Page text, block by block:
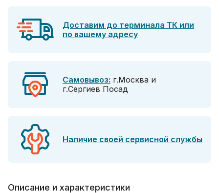
Доставим до терминала ТК или
по вашему адресу
Самовывоз: г.Москва и
г.Сергиев Посад
Наличие своей сервисной службы
Описание и характеристики